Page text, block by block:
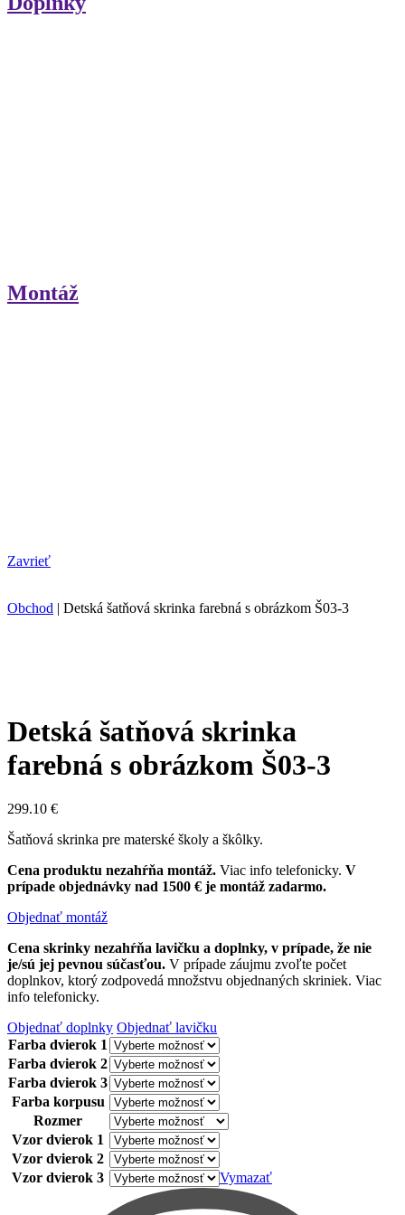
Montáž
Zavrieť
Obchod | Detská šatňová skrinka farebná s obrázkom Š03-3
Detská šatňová skrinka
farebná s obrázkom Š03-3
299.10 €
Šatňová skrinka pre materské školy a škôlky.
Cena produktu nezahŕňa montáž. Viac info telefonicky. V
prípade objednávky nad 1500 € je montáž zadarmo.
Objednať montáž
Cena skrinky nezahŕňa lavičku a doplnky, v prípade, že nie
je/sú jej pevnou súčasťou. V prípade záujmu zvoľte počet
doplnkov, ktorý zodpovedá množstvu objednaných skriniek. Viac
info telefonicky.
Objednať doplnky Objednať lavičku
Farba dvierok 1
Farba dvierok 2
Farba dvierok 3
Farba korpusu
Rozmer
Vzor dvierok 1
Vzor dvierok 2
Vzor dvierok 3
Vymazať